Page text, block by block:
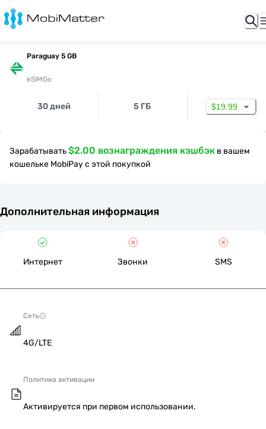
Paraguay 5 GB
eSIMGo
30 дней 5 ГБ $19.99
Зарабатывать$2.00 вознаграждения кэшбэк в вашем
кошельке MobiPay с этой покупкой
Дополнительная информация
Интернет Звонки SMS
Сеть
4G/LTE
Политика активации
Активируется при первом использовании.